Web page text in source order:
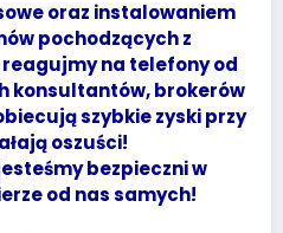
oraz instalowaniem
pochodzących z
reagujmy na telefony od
konsultantów, brokerów
szybkie zyski przy
oszuści!
bezpieczni w
od nas samych!